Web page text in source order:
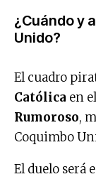
¿Cuándo y
Unido?
El cuadro
Católica en
Rumoroso,
Coquimbo
El duelo será